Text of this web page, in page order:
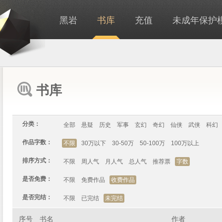
黑岩 书库 充值 未成年保护
书库
分类： 全部 悬疑 历史 军事 玄幻 奇幻 仙侠 武侠 科幻
作品字数： 不限 30万以下 30-50万 50-100万 100万以上
排序方式： 不限 周人气 月人气 总人气 推荐票 字数
是否免费： 不限 免费作品 收费作品
是否完结： 不限 已完结 未完结
序号 书名 作者